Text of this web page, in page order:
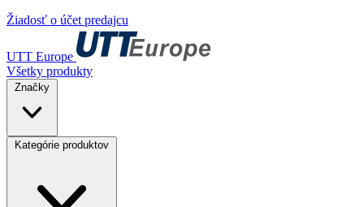
Žiadosť o účet predajcu
UTT Europe
Všetky produkty
Značky
Kategórie produktov